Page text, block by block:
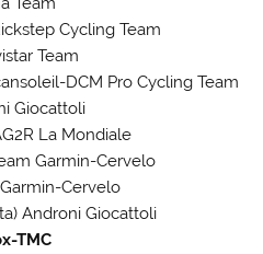
Cycling Team
Team
DCM Pro Cycling Team
Giocattoli
La Mondiale
Garmin-Cervelo
Cervelo
Androni Giocattoli
TMC